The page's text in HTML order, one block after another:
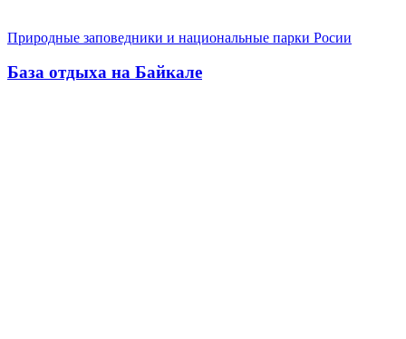
Природные заповедники и национальные парки Росии
База отдыха на Байкале